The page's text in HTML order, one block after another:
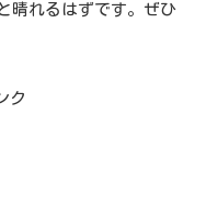
晴れるはずです。ぜひ
ク